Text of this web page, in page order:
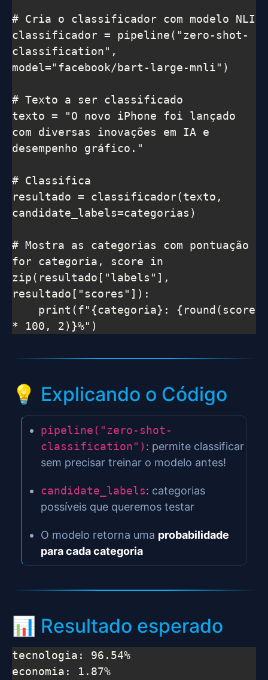
# Cria o classificador com modelo NLI
classificador = pipeline("zero-shot-
classification",
model="facebook/bart-large-mnli")
# Texto a ser classificado
texto = "O novo iPhone foi lançado
com diversas inovações em IA e
desempenho gráfico."
# Classifica
resultado = classificador(texto,
candidate_labels=categorias)
# Mostra as categorias com pontuação
for categoria, score in
zip(resultado["labels"],
resultado["scores"]):
* 100, 2)}%")
💡 Explicando o Código
pipeline("zero-shot-
classification") : permite classificar
sem precisar treinar o modelo antes!
candidate_labels: categorias
possíveis que queremos testar
O modelo retorna uma probabilidade
para cada categoria
📊 Resultado esperado
tecnologia: 96.54%
economia: 1.87%